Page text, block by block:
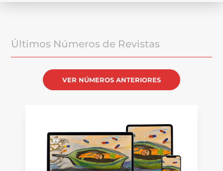
Últimos Números de Revistas
VER NÚMEROS ANTERIORES